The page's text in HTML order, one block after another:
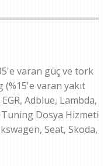
varan güç ve tork
(%15'e varan yakıt
Adblue, Lambda,
Dosya Hizmeti
Seat, Skoda,